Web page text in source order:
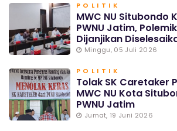
POLITIK
MWC NU Situbondo
PWNU Jatim,
Dijanjikan
Minggu, 05 Juli 2026
POLITIK
Tolak SK Caretaker
MWC NU Kota
PWNU Jatim
Jumat, 19 Juni 2026